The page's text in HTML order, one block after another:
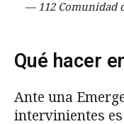
— 112 Comunidad
Qué hacer
Ante una
intervinientes es